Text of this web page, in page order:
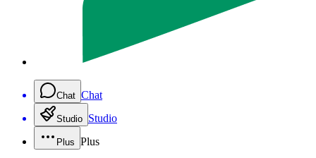
Chat Chat
Studio Studio
Plus Plus